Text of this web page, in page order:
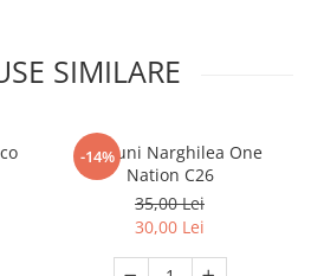
SIMILARE
-14%
Carbuni Narghilea One
Nation C26
35,00 Lei
30,00 Lei